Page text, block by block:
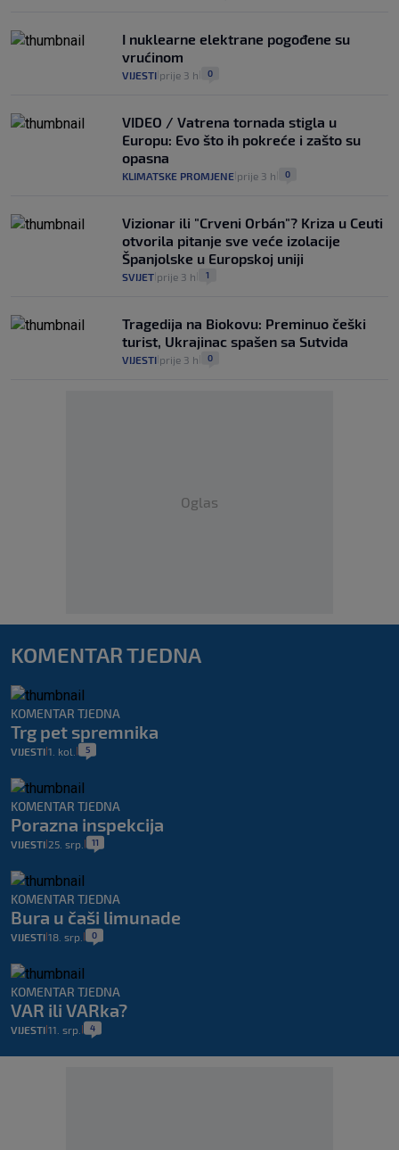
I nuklearne elektrane pogođene su
vrućinom
VIJESTI prije 3 h 0
VIDEO / Vatrena tornada stigla u
Europu: Evo što ih pokreće i zašto su
opasna
KLIMATSKE PROMJENE prije 3 h 0
Vizionar ili "Crveni Orbán"? Kriza u Ceuti
otvorila pitanje sve veće izolacije
Španjolske u Europskoj uniji
SVIJET prije 3 h 1
Tragedija na Biokovu: Preminuo češki
turist, Ukrajinac spašen sa Sutvida
VIJESTI prije 3 h 0
Oglas
KOMENTAR TJEDNA
KOMENTAR TJEDNA
Trg pet spremnika
VIJESTI 1. kol. 5
KOMENTAR TJEDNA
Porazna inspekcija
VIJESTI 25. srp. 11
KOMENTAR TJEDNA
Bura u čaši limunade
VIJESTI 18. srp. 0
KOMENTAR TJEDNA
VAR ili VARka?
VIJESTI 11. srp. 4